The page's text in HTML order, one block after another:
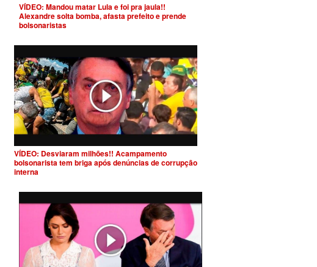
VÍDEO: Mandou matar Lula e foi pra jaula!!
Alexandre solta bomba, afasta prefeito e prende
bolsonaristas
VÍDEO: Desviaram milhões!! Acampamento
bolsonarista tem briga após denúncias de corrupção
interna